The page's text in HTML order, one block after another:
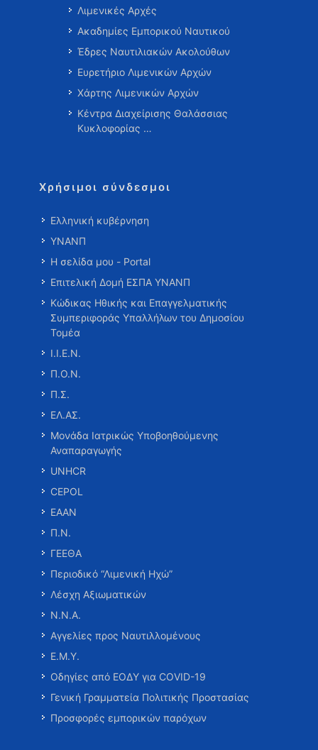
Λιμενικές Αρχές
Ακαδημίες Εμπορικού Ναυτικού
Έδρες Ναυτιλιακών Ακολούθων
Ευρετήριο Λιμενικών Αρχών
Χάρτης Λιμενικών Αρχών
Κέντρα Διαχείρισης Θαλάσσιας
Κυκλοφορίας …
Χρήσιμοι σύνδεσμοι
Ελληνική κυβέρνηση
ΥΝΑΝΠ
Η σελίδα μου - Portal
Επιτελική Δομή ΕΣΠΑ ΥΝΑΝΠ
Κώδικας Ηθικής και Επαγγελματικής
Συμπεριφοράς Υπαλλήλων του Δημοσίου
Τομέα
Ι.Ι.Ε.Ν.
Π.Ο.Ν.
Π.Σ.
ΕΛ.ΑΣ.
Μονάδα Ιατρικώς Υποβοηθούμενης
Αναπαραγωγής
UNHCR
CEPOL
ΕΑΑΝ
Π.Ν.
ΓΕΕΘΑ
Περιοδικό “Λιμενική Ηχώ”
Λέσχη Αξιωματικών
Ν.Ν.Α.
Αγγελίες προς Ναυτιλλομένους
Ε.Μ.Υ.
Οδηγίες από ΕΟΔΥ για COVID-19
Γενική Γραμματεία Πολιτικής Προστασίας
Προσφορές εμπορικών παρόχων